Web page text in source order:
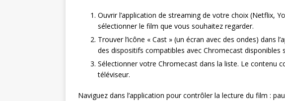
Ouvrir l’application de streaming de votre choix (Netflix,
sélectionner le film que vous souhaitez regarder.
Trouver l’icône « Cast » (un écran avec des ondes) dans
des dispositifs compatibles avec Chromecast disponibles
Sélectionner votre Chromecast dans la liste. Le contenu
téléviseur.
Naviguez dans l’application pour contrôler la lecture du film :